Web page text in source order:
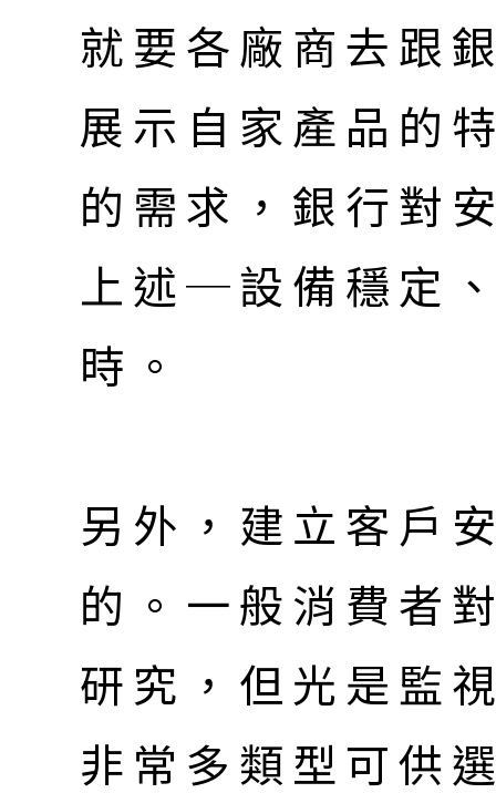
就要各廠商去跟
展示自家產品的
的需求，銀行對
上述─設備穩定
時。
另外，建立客戶
的。一般消費者
研究，但光是監
非常多類型可供